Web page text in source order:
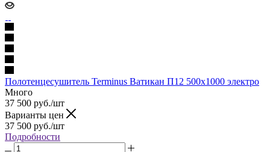
Полотенцесушитель Terminus Ватикан П12 500х1000 электро
Много
37 500 руб./шт
Варианты цен
37 500 руб./шт
Подробности